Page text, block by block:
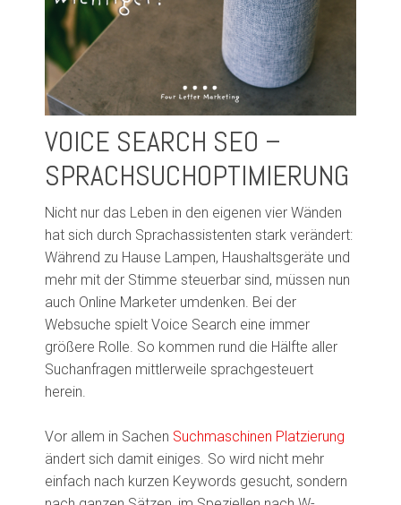
VOICE SEARCH SEO –
SPRACHSUCHOPTIMIERUNG
Nicht nur das Leben in den eigenen vier Wänden
hat sich durch Sprachassistenten stark verändert:
Während zu Hause Lampen, Haushaltsgeräte und
mehr mit der Stimme steuerbar sind, müssen nun
auch Online Marketer umdenken. Bei der
Websuche spielt Voice Search eine immer
größere Rolle. So kommen rund die Hälfte aller
Suchanfragen mittlerweile sprachgesteuert
herein.
Vor allem in Sachen Suchmaschinen Platzierung
ändert sich damit einiges. So wird nicht mehr
einfach nach kurzen Keywords gesucht, sondern